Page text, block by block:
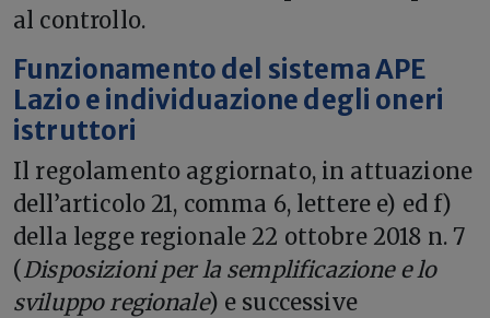
al controllo.
Funzionamento del sistema APE
Lazio e individuazione degli oneri
istruttori
Il regolamento aggiornato, in attuazione
dell’articolo 21, comma 6, lettere e) ed f)
della legge regionale 22 ottobre 2018 n. 7
(Disposizioni per la semplificazione e lo
sviluppo regionale) e successive